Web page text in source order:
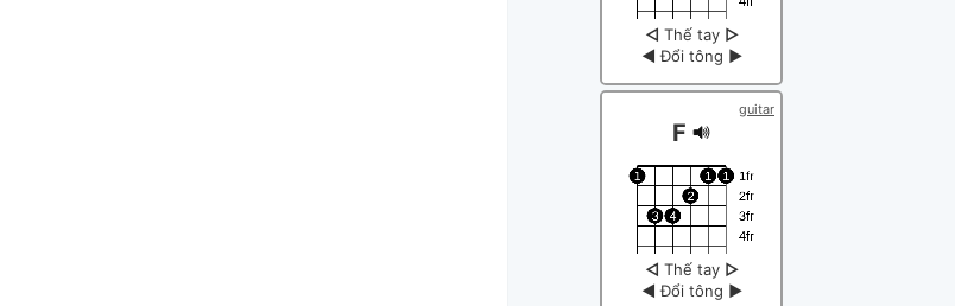
◁ Thế tay ▷
◀ Đổi tông ▶
guitar
F
◁ Thế tay ▷
◀ Đổi tông ▶